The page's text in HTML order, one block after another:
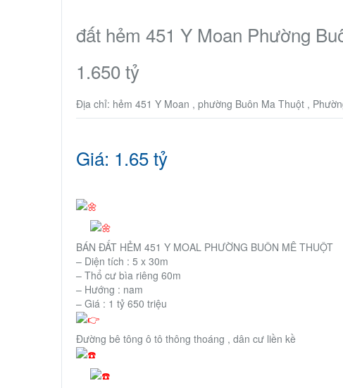
đất hẻm 451 Y Moan Phường
1.650 tỷ
Địa chỉ: hẻm 451 Y Moan , phường Buôn Ma Thuột ,
Giá: 1.65 tỷ
BÁN ĐẤT HẺM 451 Y MOAL PHƯỜNG BUÔN MÊ THUỘT
– Diện tích : 5 x 30m
– Thổ cư bìa riêng 60m
– Hướng : nam
– Giá : 1 tỷ 650 triệu
Đường bê tông ô tô thông thoáng , dân cư liền kề